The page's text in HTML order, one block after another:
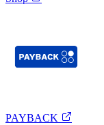
PAYBACK